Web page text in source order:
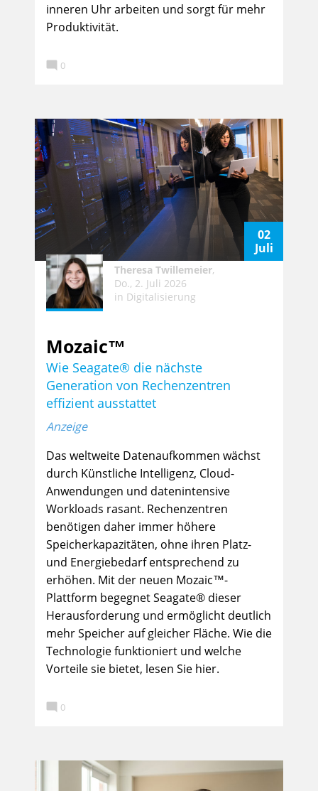
inneren Uhr arbeiten und sorgt für mehr
Produktivität.
 0
02
Juli
Theresa Twillemeier,
Do., 2. Juli 2026
in Digitalisierung
Mozaic™
Wie Seagate® die nächste
Generation von Rechenzentren
effizient ausstattet
Anzeige
Das weltweite Datenaufkommen wächst
durch Künstliche Intelligenz, Cloud-
Anwendungen und datenintensive
Workloads rasant. Rechenzentren
benötigen daher immer höhere
Speicherkapazitäten, ohne ihren Platz-
und Energiebedarf entsprechend zu
erhöhen. Mit der neuen Mozaic™-
Plattform begegnet Seagate® dieser
Herausforderung und ermöglicht deutlich
mehr Speicher auf gleicher Fläche. Wie die
Technologie funktioniert und welche
Vorteile sie bietet, lesen Sie hier.
 0